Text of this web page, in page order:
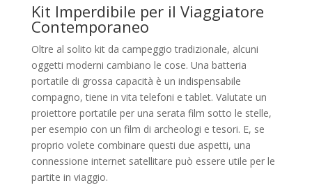
Kit Imperdibile per il Viaggiatore
Contemporaneo
Oltre al solito kit da campeggio tradizionale, alcuni
oggetti moderni cambiano le cose. Una batteria
portatile di grossa capacità è un indispensabile
compagno, tiene in vita telefoni e tablet. Valutate un
proiettore portatile per una serata film sotto le stelle,
per esempio con un film di archeologi e tesori. E, se
proprio volete combinare questi due aspetti, una
connessione internet satellitare può essere utile per le
partite in viaggio.